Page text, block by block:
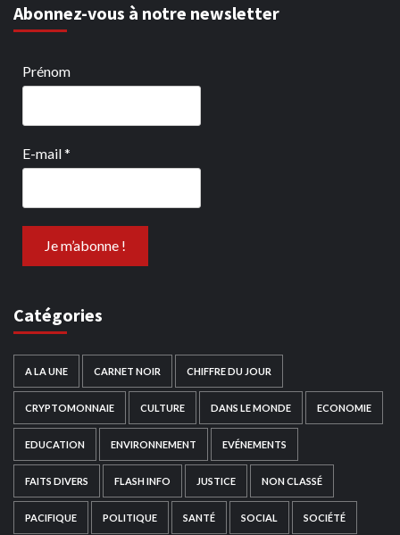
Abonnez-vous à notre newsletter
Prénom
E-mail*
Catégories
A LA UNE CARNET NOIR CHIFFRE DU JOUR
CRYPTOMONNAIE CULTURE DANS LE MONDE ECONOMIE
EDUCATION ENVIRONNEMENT EVÉNEMENTS
FAITS DIVERS FLASH INFO JUSTICE NON CLASSÉ
PACIFIQUE POLITIQUE SANTÉ SOCIAL SOCIÉTÉ